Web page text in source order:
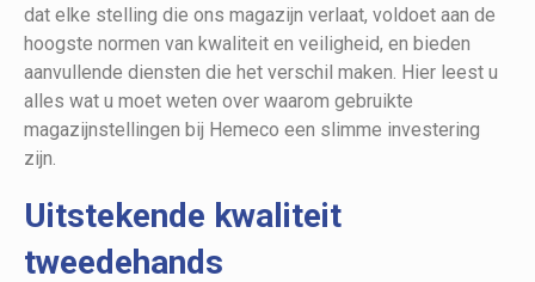
dat elke stelling die ons magazijn verlaat, voldoet aan de
hoogste normen van kwaliteit en veiligheid, en bieden
aanvullende diensten die het verschil maken. Hier leest u
alles wat u moet weten over waarom gebruikte
magazijnstellingen bij Hemeco een slimme investering
zijn.
Uitstekende kwaliteit
tweedehands